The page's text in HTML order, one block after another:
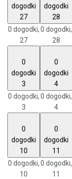
dogodki
27
0 dogodki,
27
dogodki
28
0 dogodki,
28
0
dogodki
3
0 dogodki,
3
0
dogodki
4
0 dogodki,
4
0
dogodki
10
0 dogodki,
10
0
dogodki
11
0 dogodki,
11